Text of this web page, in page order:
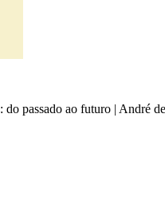
passado ao futuro | André